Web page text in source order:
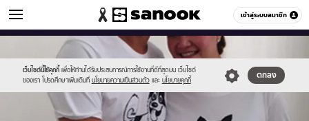
เข้าสู่ระบบสมาชิก
ข่าวบันเทิง หมวดอื่นๆ
เว็บไซต์นี้ใช้คุกกี้ เพื่อให้ท่านได้รับประสบการณ์การใช้งานที่ดีที่สุดบน เว็บไซต์
ของเรา โปรดศึกษาเพิ่มเติมที่ นโยบายความเป็นส่วนตัว และ นโยบายคุกกี้
ตกลง
//s.isanook.com/sr/0/images/logo-
new-
sanook.png
//s.isanook.com/ns/0/ud/369/1848702/639468-
01.jpg